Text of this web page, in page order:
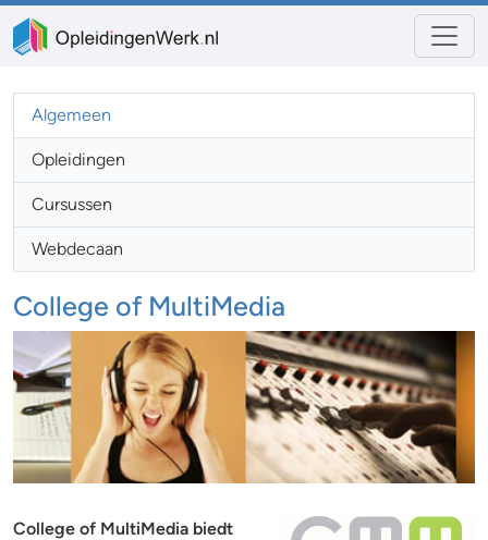
Algemeen
Opleidingen
Cursussen
Webdecaan
College of MultiMedia
College of MultiMedia biedt